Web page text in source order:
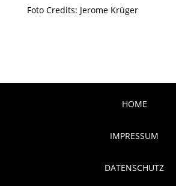
Foto Credits: Jerome Krüger
HOME
IMPRESSUM
DATENSCHUTZ